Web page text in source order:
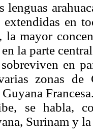
lenguas
extendidas en
la mayor
la parte
en
zonas
se habla,
Surinam y